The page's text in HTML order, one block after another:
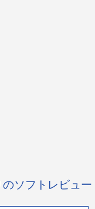
のソフトレビュー